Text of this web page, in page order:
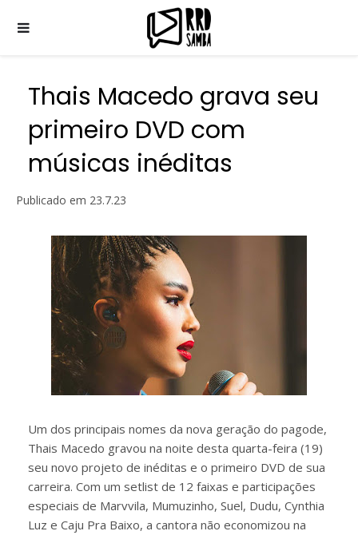
Thais Macedo grava seu
primeiro DVD com
músicas inéditas
Publicado em 23.7.23
Um dos principais nomes da nova geração do pagode,
Thais Macedo gravou na noite desta quarta-feira (19)
seu novo projeto de inéditas e o primeiro DVD de sua
carreira. Com um setlist de 12 faixas e participações
especiais de Marvvila, Mumuzinho, Suel, Dudu, Cynthia
Luz e Caju Pra Baixo, a cantora não economizou na